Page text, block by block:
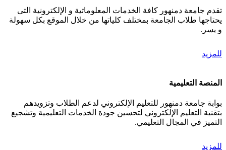
تقدم جامعة دمنهور كافة الخدمات المعلوماتية و الإلكترونية التى
يحتاجها طلاب الجامعة بمختلف كلياتها من خلال الموقع بكل سهولة
و يسر.
للمزيد
المنصة التعليمية
بوابة جامعة دمنهور للتعليم الإلكتروني لدعم الطلاب وتزويدهم
بتقنية التعليم الإلكتروني لتحسين جودة الخدمات التعليمية وتشجيع
التميز في المجال التعليمي.
للمزيد